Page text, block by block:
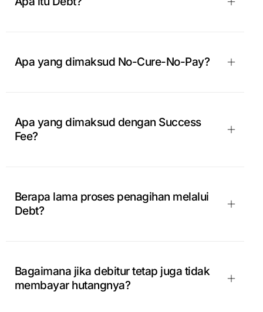
Apa yang dimaksud No-Cure-No-Pay?
Apa yang dimaksud dengan Success
Fee?
Berapa lama proses penagihan melalui
Debt?
Bagaimana jika debitur tetap juga tidak
membayar hutangnya?